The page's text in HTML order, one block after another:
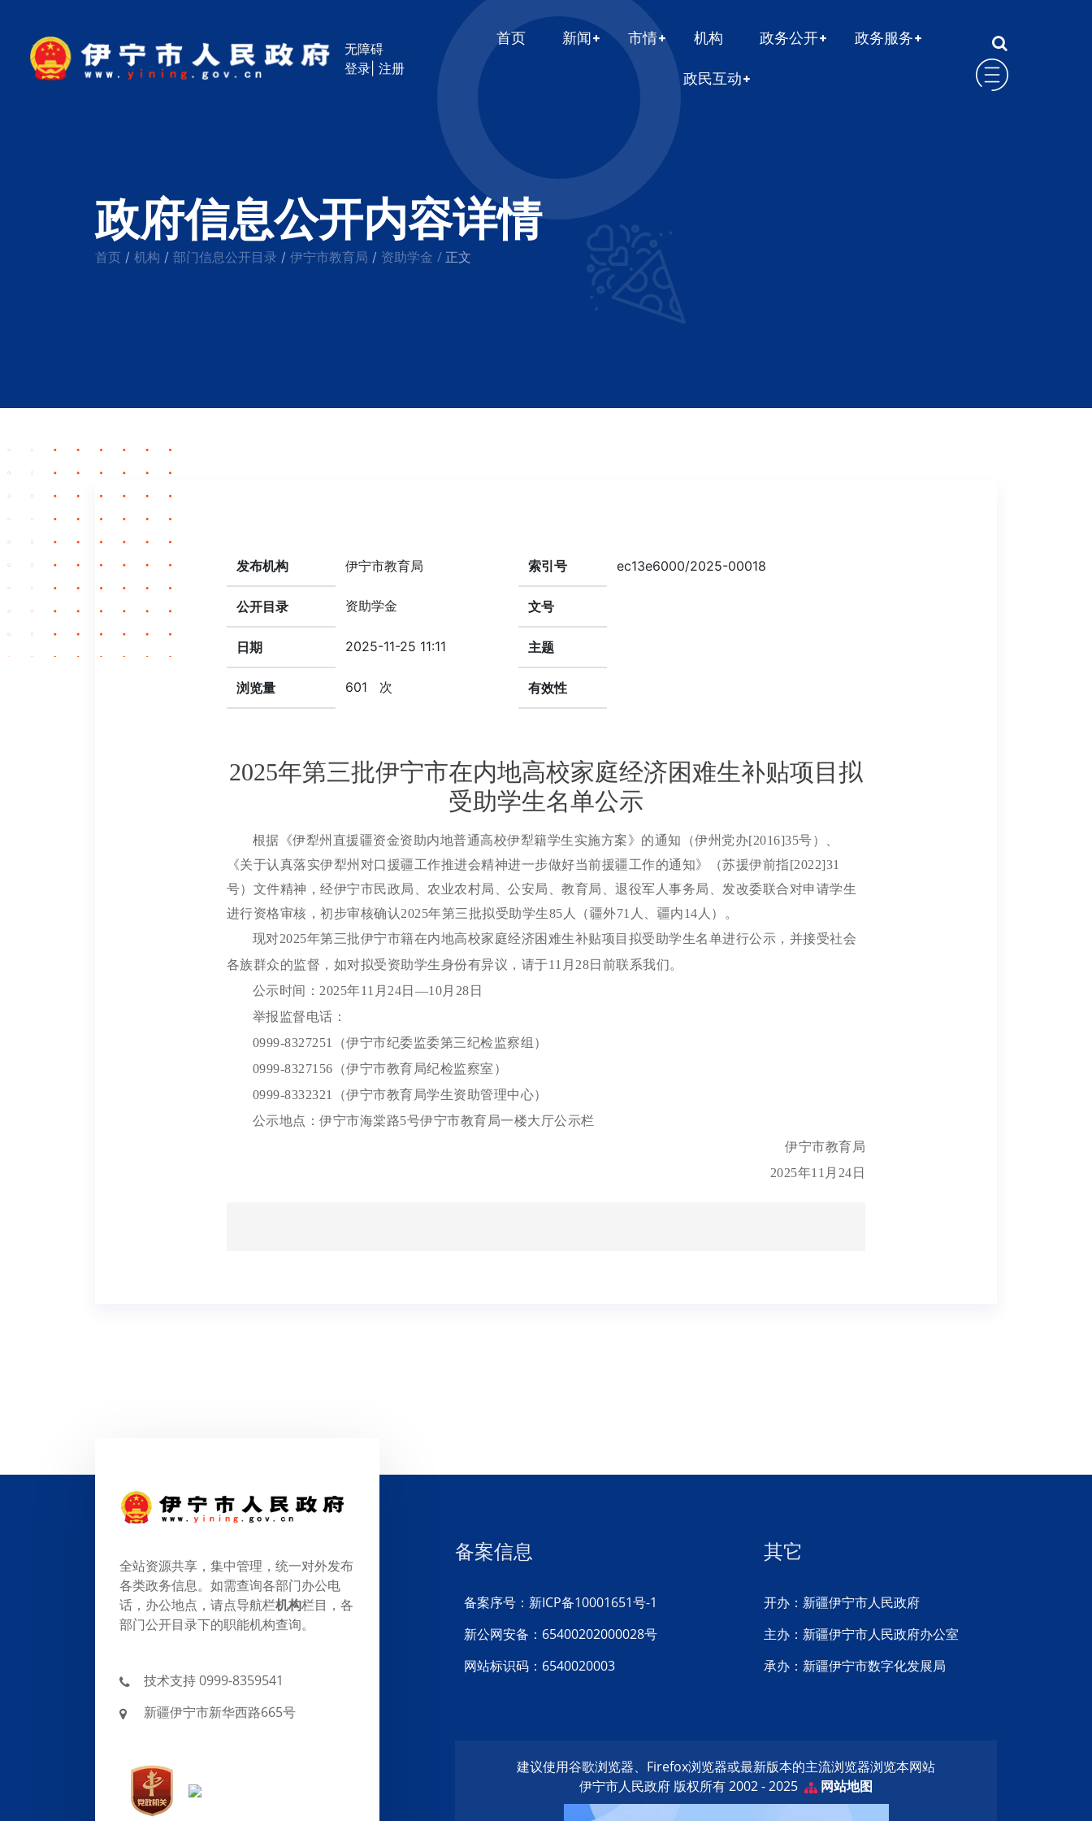
无障碍
登录 |注册
首页 新闻 市情 机构 政务公开 政务服务
政民互动
政府信息公开内容详情
首页 / 机构 / 部门信息公开目录 / 伊宁市教育局 / 资助学金 / 正文
发布机构 伊宁市教育局 索引号 ec13e6000/2025-00018
公开目录 资助学金 文号
日期 2025-11-25 11:11 主题
浏览量 601 次 有效性
2025年第三批伊宁市在内地高校家庭经济困难生补贴项目拟
受助学生名单公示
根据《伊犁州直援疆资金资助内地普通高校伊犁籍学生实施方案》的通知（伊州党办[2016]35号）、
《关于认真落实伊犁州对口援疆工作推进会精神进一步做好当前援疆工作的通知》（苏援伊前指[2022]31
号）文件精神，经伊宁市民政局、农业农村局、公安局、教育局、退役军人事务局、发改委联合对申请学生
进行资格审核，初步审核确认2025年第三批拟受助学生85人（疆外71人、疆内14人）。
现对2025年第三批伊宁市籍在内地高校家庭经济困难生补贴项目拟受助学生名单进行公示，并接受社会
各族群众的监督，如对拟受资助学生身份有异议，请于11月28日前联系我们。
公示时间：2025年11月24日—10月28日
举报监督电话：
0999-8327251（伊宁市纪委监委第三纪检监察组）
0999-8327156（伊宁市教育局纪检监察室）
0999-8332321（伊宁市教育局学生资助管理中心）
公示地点：伊宁市海棠路5号伊宁市教育局一楼大厅公示栏
伊宁市教育局
2025年11月24日
全站资源共享，集中管理，统一对外发布
各类政务信息。如需查询各部门办公电
话，办公地点，请点导航栏机构栏目，各
部门公开目录下的职能机构查询。
技术支持 0999-8359541
新疆伊宁市新华西路665号
备案信息
备案序号：新ICP备10001651号-1
新公网安备：65400202000028号
网站标识码：6540020003
其它
开办：新疆伊宁市人民政府
主办：新疆伊宁市人民政府办公室
承办：新疆伊宁市数字化发展局
建议使用谷歌浏览器、Firefox浏览器或最新版本的主流浏览器浏览本网站
伊宁市人民政府 版权所有 2002 - 2025
网站地图